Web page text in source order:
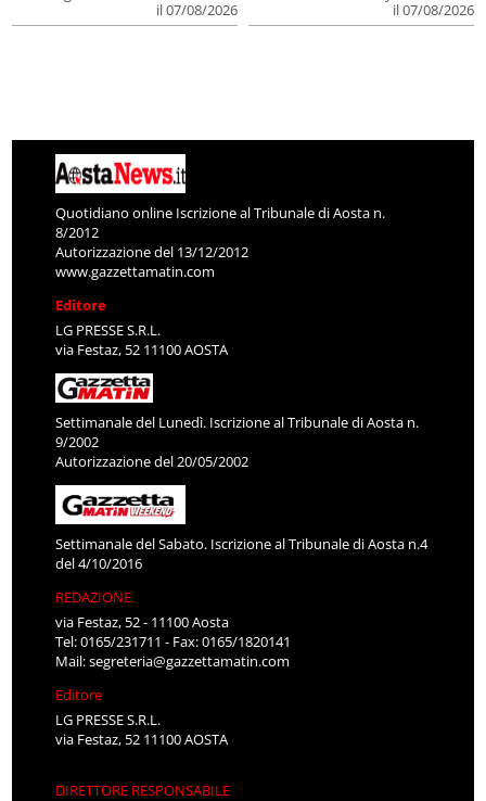
il 07/08/2026
il 07/08/2026
Quotidiano online Iscrizione al Tribunale di Aosta n.
8/2012
Autorizzazione del 13/12/2012
www.gazzettamatin.com
Editore
LG PRESSE S.R.L.
via Festaz, 52 11100 AOSTA
Settimanale del Lunedì. Iscrizione al Tribunale di Aosta n.
9/2002
Autorizzazione del 20/05/2002
Settimanale del Sabato. Iscrizione al Tribunale di Aosta n.4
del 4/10/2016
REDAZIONE
via Festaz, 52 - 11100 Aosta
Tel: 0165/231711 - Fax: 0165/1820141
Mail:segreteria@gazzettamatin.com
Editore
LG PRESSE S.R.L.
via Festaz, 52 11100 AOSTA
DIRETTORE RESPONSABILE